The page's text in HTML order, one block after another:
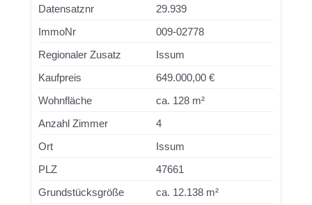
Datensatznr
29.939
ImmoNr
009-02778
Regionaler Zusatz
Issum
Kaufpreis
649.000,00 €
Wohnfläche
ca. 128 m²
Anzahl Zimmer
4
Ort
Issum
PLZ
47661
Grundstücksgröße
ca. 12.138 m²